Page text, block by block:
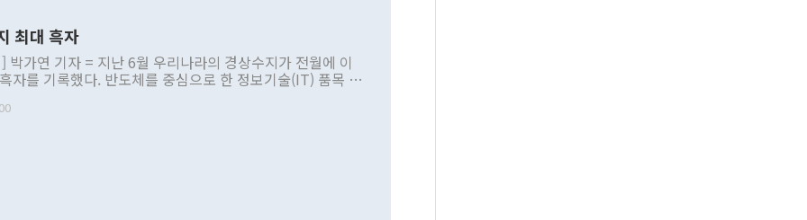
근거한 비현실적 구상'이라는 비판을 내놨다. 그동안 정 장
관련 발언이 물의를 빚은 적은 여러 번 있지만 대통령과 유
공개적으로 부정적 입장을 표명한 것은 이례적이다. 정 장
북 접근법과 월권을 제어해야 한다는 목소리도 높아지고 있
최대 흑자
박가연 기자 = 지난 6월 우리나라의 경상수지가 전월에 이
자를 기록했다. 반도체를 중심으로 한 정보기술(IT) 품목 수
르